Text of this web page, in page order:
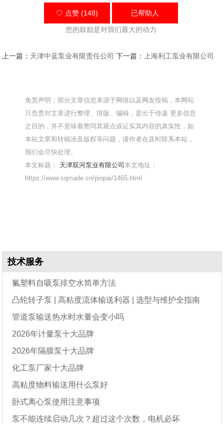
♡ 点赞 (148) 已帮助 人
您的鼓励是对我们最大的动力
上一篇： 天津中蓝泵业有限责任公司 下一篇： 上海利工泵业有限公司
免责声明：部分文章信息来源于网络以及网友投稿，本网站
只负责对文章进行整理、排版、编辑，是出于传递 更多信息
之目的，并不意味着赞同其观点或证实其内容的真实性，如
本站文章和转稿涉及版权等问题，请作者在及时联系本站，
我们会尽快处理。
本文标题： 天津双河泵业有限公司本文地址：
https://www.sqmade.cn/pinpai/1465.html
技术服务
氟塑料自吸泵排空水简单方法
凸轮转子泵 | 高粘度流体输送利器 | 选型与维护全指南
管道泵输送热水时水量会变小吗
2026年计量泵十大品牌
2026年隔膜泵十大品牌
化工泵厂家十大品牌
高粘度物料输送用什么泵好
卧式离心泵使用注意事项
泵不能连续启动几次？超过这个次数，电机必坏